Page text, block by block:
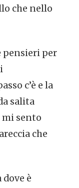
che nello
pensieri per
c’è e la
salita
mi sento
che
è